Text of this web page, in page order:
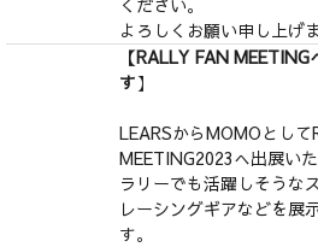
よろしくお願い申し上げま
【RALLY FAN MEETING
す】
LEARSからMOMOとし
MEETING2023へ出展いた
ラリーでも活躍しそうな
レーシングギアなどを展
す。